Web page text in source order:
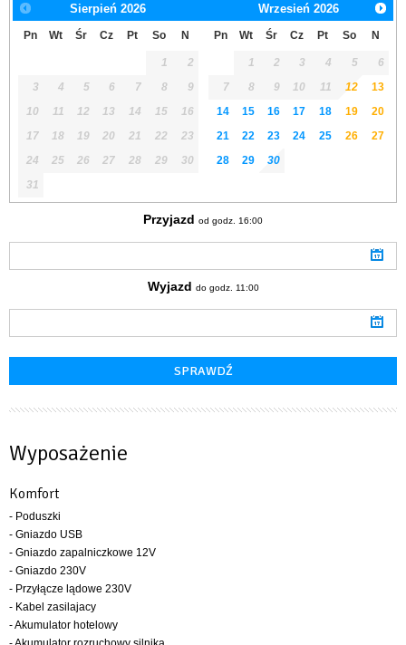
Sierpień 2026
Pn Wt Śr Cz Pt So N
1
2
3
4 5 6 7 8
9
10
11 12 13 14 15
16
17
18 19 20 21 22
23
24
25 26 27 28 29
30
31
Wrzesień 2026
Pn Wt Śr Cz Pt So N
1 2 3 4 5
6
7
8 9 10 11 12
13
14
15 16 17 18 19
20
21
22 23 24 25 26
27
28
29 30
Przyjazd od godz. 16:00
Wyjazd do godz. 11:00
Wyposażenie
Komfort
- Poduszki
- Gniazdo USB
- Gniazdo zapalniczkowe 12V
- Gniazdo 230V
- Przyłącze lądowe 230V
- Kabel zasilajacy
- Akumulator hotelowy